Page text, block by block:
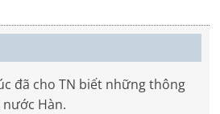
đã cho TN biết những thông
Hàn.